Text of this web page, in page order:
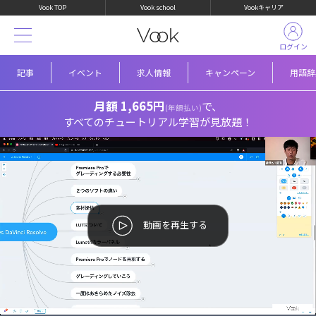
Vook TOP Vook school Vookキャリア
記事 イベント 求人情報 キャンペーン 用語
ログイン
月額 1,665円 (年額払い)で、
すべてのチュートリアル学習が見放題！
動画を再生する